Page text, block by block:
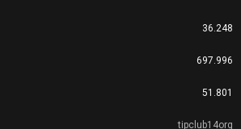
36.248
697.996
51.801
tipclub14org